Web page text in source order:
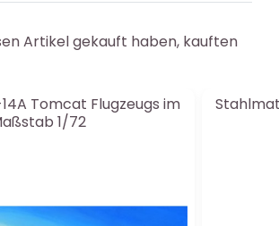
Artikel gekauft haben, kauften
Tomcat Flugzeugs im
1/72